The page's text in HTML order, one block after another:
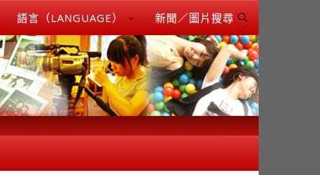
語言（LANGUAGE） 新聞／圖片搜尋